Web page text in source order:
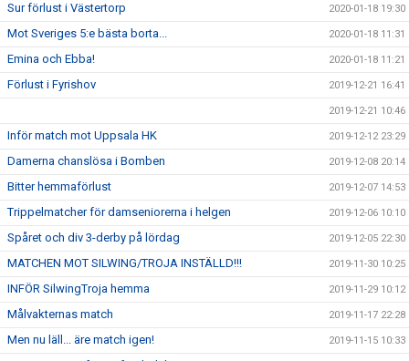
Sur förlust i Västertorp 2020-01-18 19:30
Mot Sveriges 5:e bästa borta... 2020-01-18 11:31
Emina och Ebba! 2020-01-18 11:21
Förlust i Fyrishov 2019-12-21 16:41
2019-12-21 10:46
Inför match mot Uppsala HK 2019-12-12 23:29
Damerna chanslösa i Bomben 2019-12-08 20:14
Bitter hemmaförlust 2019-12-07 14:53
Trippelmatcher för damseniorerna i helgen 2019-12-06 10:10
Spåret och div 3-derby på lördag 2019-12-05 22:30
MATCHEN MOT SILWING/TROJA INSTÄLLD!!! 2019-11-30 10:25
INFÖR SilwingTroja hemma 2019-11-29 10:12
Målvakternas match 2019-11-17 22:28
Men nu läll... äre match igen! 2019-11-15 10:33